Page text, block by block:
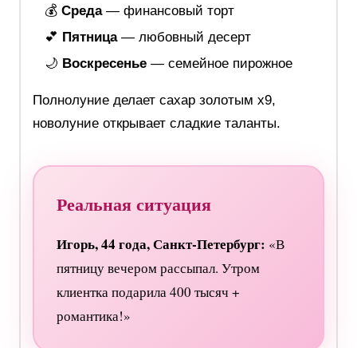
💰 Среда— финансовый торт
💕 Пятница— любовный десерт
🌙 Воскресенье— семейное пирожное
Полнолуние делает сахар золотым х9,
новолуние открывает сладкие таланты.
Реальная ситуация
Игорь, 44 года, Санкт-Петербург: «В
пятницу вечером рассыпал. Утром
клиентка подарила 400 тысяч +
романтика!»